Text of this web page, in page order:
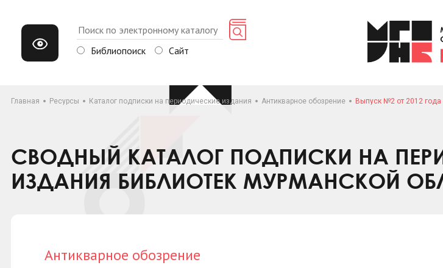
Библиопоиск Сайт
Главная Ресурсы Каталог подписки на периодические издания Антикварное обозрение Выпуск №2 от 2012 года
СВОДНЫЙ КАТАЛОГ ПОДПИСКИ НА
ИЗДАНИЯ БИБЛИОТЕК МУРМАНСКОЙ
Антикварное обозрение